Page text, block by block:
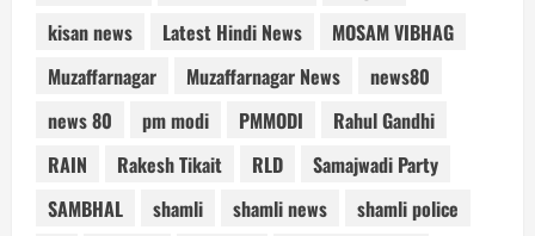
kisan news
Latest Hindi News
MOSAM VIBHAG
Muzaffarnagar
Muzaffarnagar News
news80
news 80
pm modi PMMODI
Rahul Gandhi
RAIN
Rakesh Tikait RLD
Samajwadi Party
SAMBHAL
shamli shamli news
shamli police